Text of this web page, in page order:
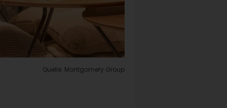
Quelle: Montgomery Group